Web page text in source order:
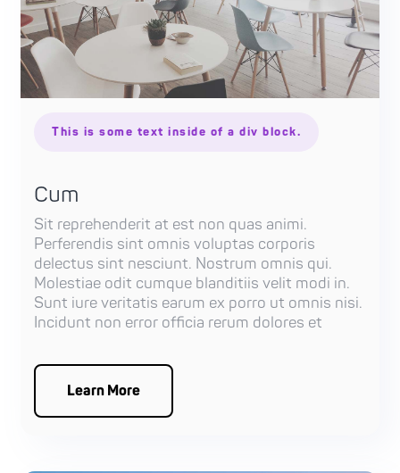
This is some text inside of a div block.
Cum
Sit reprehenderit at est non quas animi.
Perferendis sint omnis voluptas corporis
delectus sint nesciunt. Nostrum omnis qui.
Molestiae odit cumque blanditiis velit modi in.
Sunt iure veritatis earum ex porro ut omnis nisi.
Incidunt non error officia rerum dolores et
Learn More